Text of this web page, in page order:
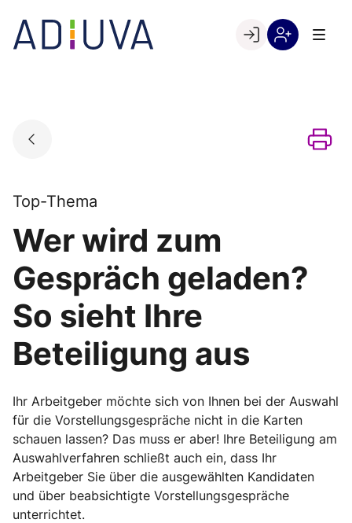
content
Go to landing page.
Top-Thema
Wer wird zum
Gespräch geladen?
So sieht Ihre
Beteiligung aus
Ihr Arbeitgeber möchte sich von Ihnen bei der Auswahl
für die Vorstellungsgespräche nicht in die Karten
schauen lassen? Das muss er aber! Ihre Beteiligung am
Auswahlverfahren schließt auch ein, dass Ihr
Arbeitgeber Sie über die ausgewählten Kandidaten
und über beabsichtigte Vorstellungsgespräche
unterrichtet.